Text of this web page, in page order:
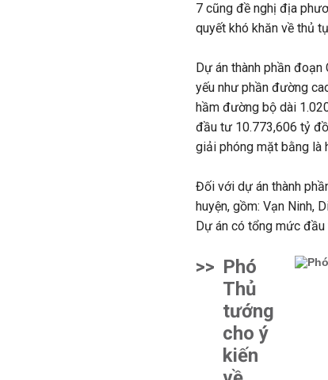
7 cũng đề nghị địa
quyết khó khăn về thủ
Dự án thành phần
yếu như phần đường
hầm đường bộ dài
đầu tư 10.773,606 tỷ
giải phóng mặt bằng là
Đối với dự án thành
huyện, gồm: Vạn Ninh,
Dự án có tổng mức
>> Phó
Thủ
tướng
cho ý
kiến